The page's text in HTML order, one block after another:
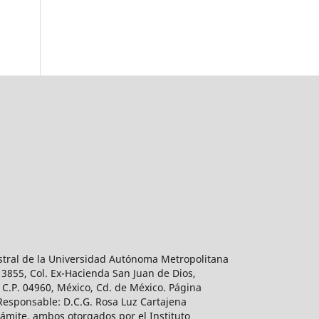
de la Universidad Autónoma Metropolitana
Col. Ex-Hacienda San Juan de Dios,
04960, México, Cd. de México. Página
D.C.G. Rosa Luz Cartajena
ambos otorgados por el Instituto